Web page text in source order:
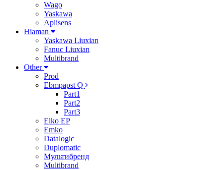
Wago
Yaskawa
Aplisens
Hiaman
Yaskawa Liuxian
Fanuc Liuxian
Multibrand
Other
Prod
Ebmpapst Q
Part1
Part2
Part3
Elko EP
Emko
Datalogic
Duplomatic
Мультибренд
Multibrand